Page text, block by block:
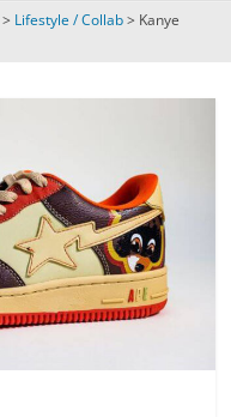
> Lifestyle / Collab> Kanye